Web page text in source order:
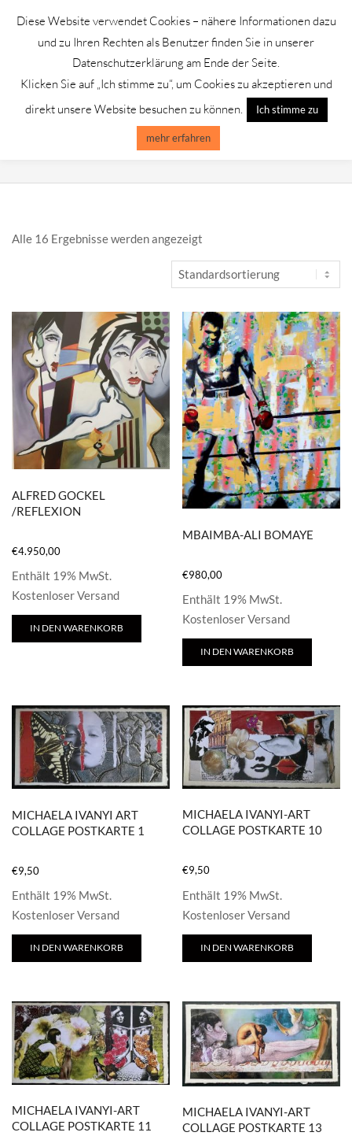
content GALERIE CHROMIK
Primary
Navigation
POP ART
Alle 16 Ergebnisse werden angezeigt
ALFRED GOCKEL
/REFLEXION
€4.950,00
Enthält 19% MwSt.
Kostenloser Versand
IN DEN WARENKORB
MBAIMBA-ALI BOMAYE
€980,00
Enthält 19% MwSt.
Kostenloser Versand
IN DEN WARENKORB
MICHAELA IVANYI ART
COLLAGE POSTKARTE 1
€9,50
Enthält 19% MwSt.
Kostenloser Versand
IN DEN WARENKORB
MICHAELA IVANYI-ART
COLLAGE POSTKARTE 10
€9,50
Enthält 19% MwSt.
Kostenloser Versand
IN DEN WARENKORB
MICHAELA IVANYI-ART
COLLAGE POSTKARTE 11
MICHAELA IVANYI-ART
COLLAGE POSTKARTE 13
Diese Website verwendet Cookies – nähere Informationen dazu
und zu Ihren Rechten als Benutzer finden Sie in unserer
Datenschutzerklärung am Ende der Seite.
Klicken Sie auf „Ich stimme zu“, um Cookies zu akzeptieren und
direkt unsere Website besuchen zu können.
Ich stimme zu
mehr erfahren